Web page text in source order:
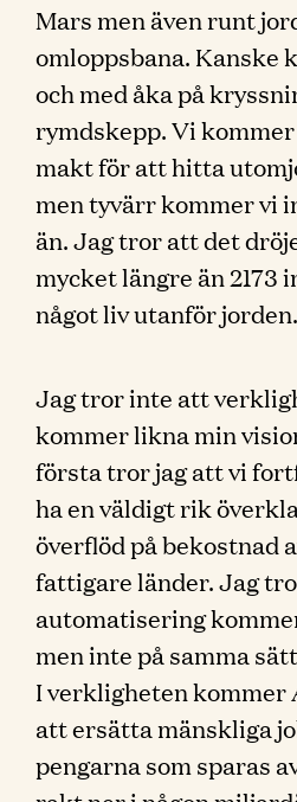
Mars men även runt
omloppsbana. Kanske
och med åka på
rymdskepp. Vi
makt för att hitta
men tyvärr kommer vi
än. Jag tror att det
mycket längre än 2173
något liv utanför jorden.
Jag tror inte att
kommer likna min
första tror jag att vi
ha en väldigt rik
överflöd på bekostnad
fattigare länder. Jag
automatisering
men inte på samma
I verkligheten kommer
att ersätta mänskliga
pengarna som sparas